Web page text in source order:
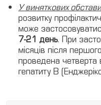
У виняткових
розвитку
може
7-21 день. При
місяців після
проведена четверта
гепатиту В